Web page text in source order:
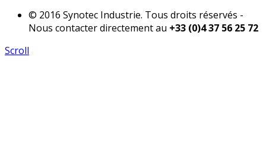
© 2016 Synotec Industrie. Tous droits réservés -
Nous contacter directement au +33 (0)4 37 56 25 72
Scroll